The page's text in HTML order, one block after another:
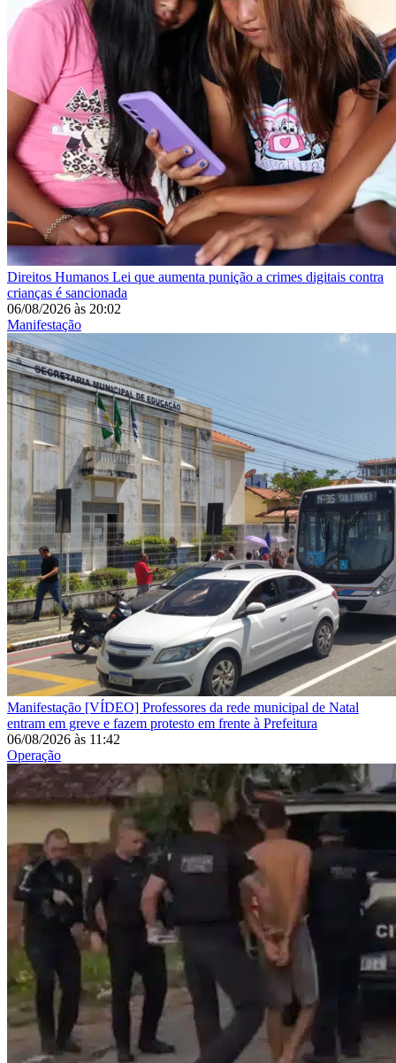
Direitos Humanos Lei que aumenta punição a crimes digitais contra
crianças é sancionada
06/08/2026 às 20:02
Manifestação
Manifestação [VÍDEO] Professores da rede municipal de Natal
entram em greve e fazem protesto em frente à Prefeitura
06/08/2026 às 11:42
Operação